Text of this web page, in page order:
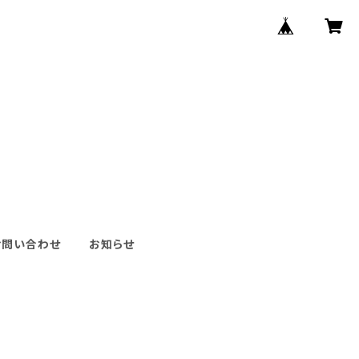
問い合わせ お知らせ